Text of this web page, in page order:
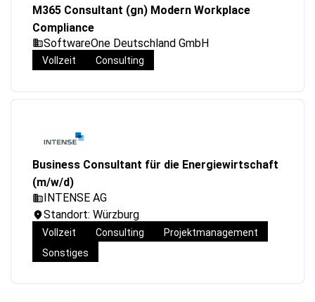
M365 Consultant (gn) Modern Workplace
Compliance
SoftwareOne Deutschland GmbH
Vollzeit Consulting
Business Consultant für die Energiewirtschaft
(m/w/d)
INTENSE AG
Standort: Würzburg
Vollzeit Consulting
Projektmanagement
Sonstiges